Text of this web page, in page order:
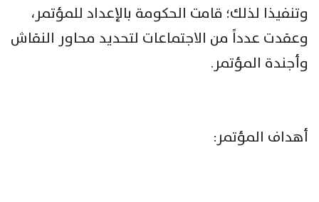
وتنفيذا لذلك؛ قامت الحكومة بالإعداد للمؤتمر،
وعقدت عدداً من الاجتماعات لتحديد محاور النقاش
وأجندة المؤتمر.
أهداف المؤتمر: